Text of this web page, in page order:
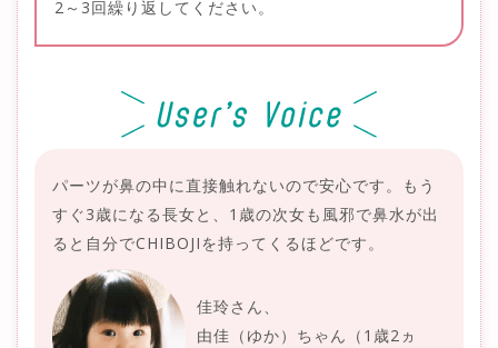
2～3回繰り返してください。
パーツが鼻の中に直接触れないので安心です。もう
すぐ3歳になる長女と、1歳の次女も風邪で鼻水が出
ると自分でCHIBOJIを持ってくるほどです。
佳玲さん、
由佳（ゆか）ちゃん（1歳2ヵ